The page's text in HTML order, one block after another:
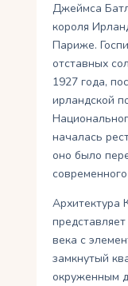
Джеймса
короля
Париже.
отставных
1927 года,
ирландской
началась
оно было
Архитектура
века с
замкнутый
окруженным